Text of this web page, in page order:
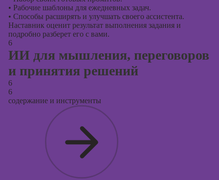
• Рабочие шаблоны для ежедневных задач.
• Способы расширять и улучшать своего ассистента.
Наставник оценит результат выполнения задания и
подробно разберет его с вами.
6
ИИ для мышления, переговоров
и принятия решений
6
6
содержание и инструменты